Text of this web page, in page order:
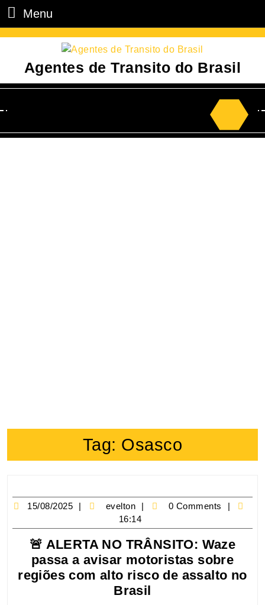
Menu
Agentes de Transito do Brasil
Tag: Osasco
15/08/2025 evelton
0 Comments
16:14
🚨 ALERTA NO TRÂNSITO: Waze
passa a avisar motoristas sobre
regiões com alto risco de assalto no
Brasil